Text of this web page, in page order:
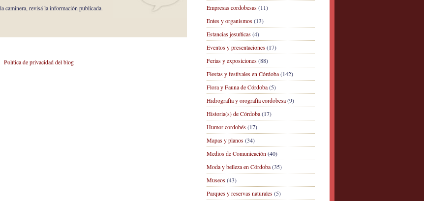
Empresas cordobesas(11)
Entes y organismos(13)
Estancias jesuíticas(4)
Eventos y presentaciones(17)
Ferias y exposiciones(88)
Fiestas y festivales en Córdoba(142)
Flora y Fauna de Córdoba(5)
Hidrografía y orografía cordobesa(9)
Historia(s) de Córdoba(17)
Humor cordobés(17)
Mapas y planos(34)
Medios de Comunicación (40)
Moda y belleza en Córdoba(35)
Museos(43)
Parques y reservas naturales(5)
caminera, revisá la información publicada.
Política de privacidad del blog